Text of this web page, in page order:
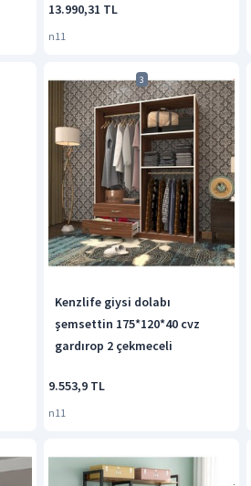
13.990,31 TL
n11
3
Kenzlife giysi dolabı
şemsettin 175*120*40 cvz
gardırop 2 çekmeceli
9.553,9 TL
n11